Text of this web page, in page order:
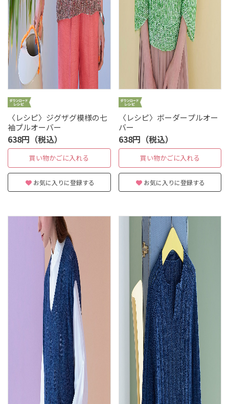
〈レシピ〉ジグザグ模様の七
袖プルオーバー
638円（税込）
買い物かごに入れる
お気に入りに登録する
〈レシピ〉ボーダープルオー
バー
638円（税込）
買い物かごに入れる
お気に入りに登録する